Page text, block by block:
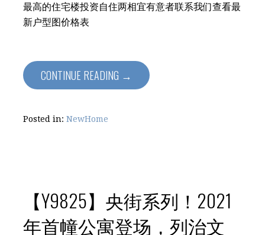
最高的住宅楼投资自住两相宜有意者联系我们查看最
新户型图价格表
CONTINUE READING →
Posted in: NewHome
【Y9825】央街系列！2021
年首幢公寓登场，列治文